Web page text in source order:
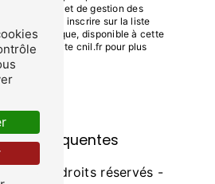
probatoires et de gestion des
droit de vous inscrire sur la liste
téléphonique, disponible à cette
le site cnil.fr pour plus
fréquentes
- Tous droits réservés -